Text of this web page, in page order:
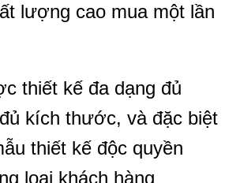
lượng cao mua một lần
thiết kế đa dạng đủ
kích thước, và đặc biệt
thiết kế độc quyền
loại khách hàng